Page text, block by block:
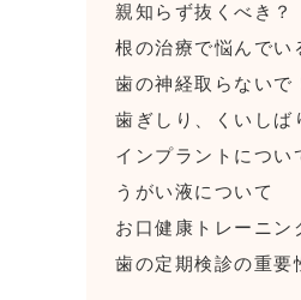
親知らず抜くべき？
根の治療で悩んでい
歯の神経取らないで
歯ぎしり、くいしば
インプラントについ
うがい液について
お口健康トレーニン
歯の定期検診の重要